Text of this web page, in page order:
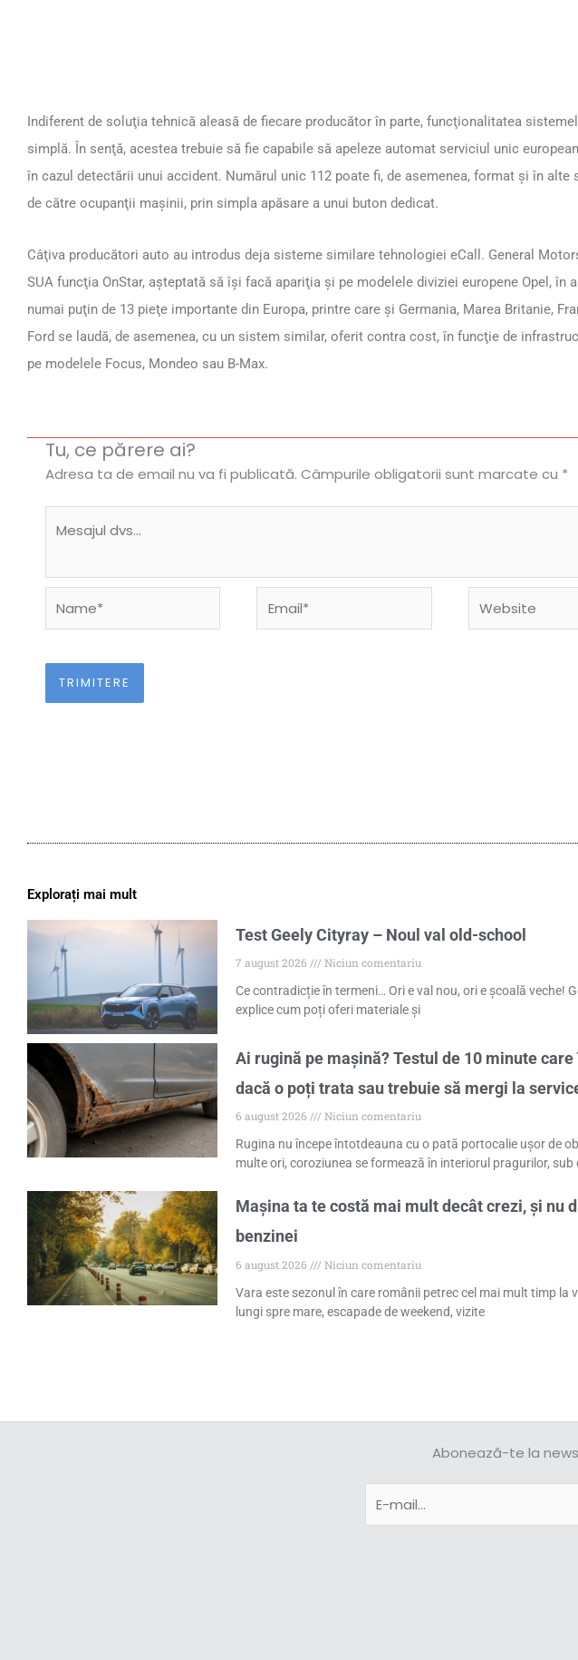
Indiferent de soluţia tehnică aleasă de fiecare producător în parte, funcţionalitatea
simplă. În senţă, acestea trebuie să fie capabile să apeleze automat serviciul unic
în cazul detectării unui accident. Numărul unic 112 poate fi, de asemenea, format şi în alte
de către ocupanţii maşinii, prin simpla apăsare a unui buton dedicat.
Câţiva producători auto au introdus deja sisteme similare tehnologiei eCall. General
SUA funcţia OnStar, aşteptată să îşi facă apariţia şi pe modelele diviziei europene Opel, în
numai puţin de 13 pieţe importante din Europa, printre care şi Germania, Marea Britanie,
Ford se laudă, de asemenea, cu un sistem similar, oferit contra cost, în funcţie de
pe modelele Focus, Mondeo sau B-Max.
Tu, ce părere ai?
Adresa ta de email nu va fi publicată. Câmpurile obligatorii sunt marcate cu *
Explorați mai mult
Test Geely Cityray – Noul val old-school
7 august 2026
Niciun comentariu
Ce contradicție în termeni… Ori e val nou, ori e școală veche!
explice cum poți oferi materiale și
Ai rugină pe mașină? Testul de 10 minute
dacă o poți trata sau trebuie să mergi la
6 august 2026
Niciun comentariu
Rugina nu începe întotdeauna cu o pată portocalie ușor de
multe ori, coroziunea se formează în interiorul pragurilor, sub
Mașina ta te costă mai mult decât crezi, și nu
benzinei
6 august 2026
Niciun comentariu
Vara este sezonul în care românii petrec cel mai mult timp la
lungi spre mare, escapade de weekend, vizite
Abonează-te la